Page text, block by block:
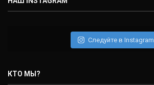
Следуйте в Instagram
КТО МЫ?